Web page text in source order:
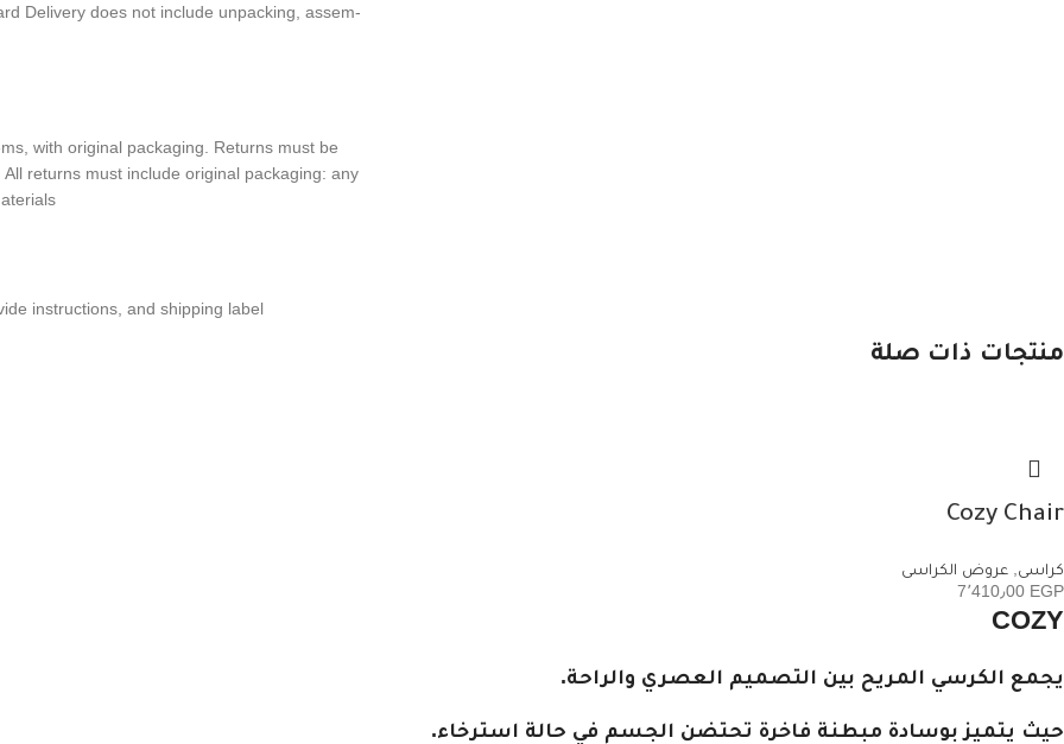
Deliv­ery does not include unpack­ing, assem­
with orig­i­nal pack­ag­ing. Returns must be
returns must include orig­i­nal pack­ag­ing: any
instruc­tions, and shipping label.
منتجات ذات صلة
Cozy Chair
كراسى
عروض الكراسى
7٬410٫00 EGP
COZY
يجمع الكرسي المريح بين التصميم العصري والراحة.
حيث يتميز بوسادة مبطنة فاخرة تحتضن الجسم في حالة استرخاء.